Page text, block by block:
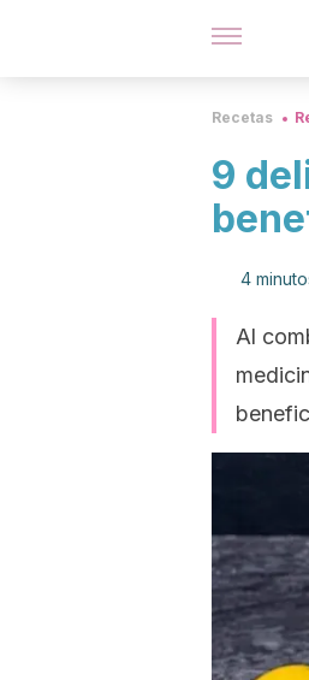
Recetas
9
4
Al